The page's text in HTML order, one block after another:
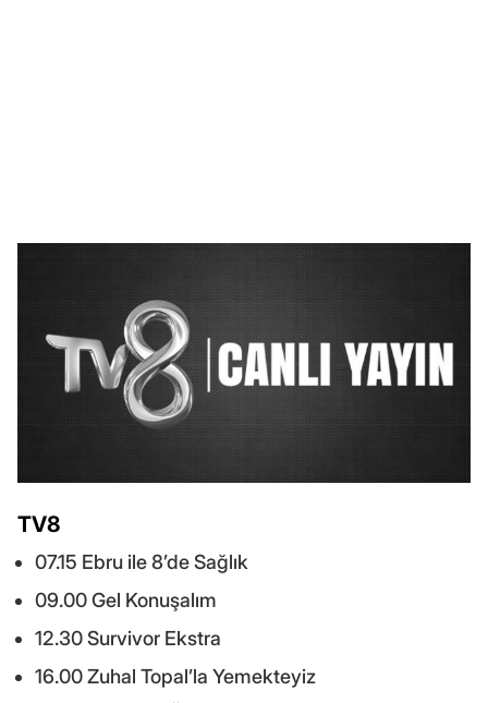
TV8
07.15 Ebru ile 8’de Sağlık
09.00 Gel Konuşalım
12.30 Survivor Ekstra
16.00 Zuhal Topal’la Yemekteyiz